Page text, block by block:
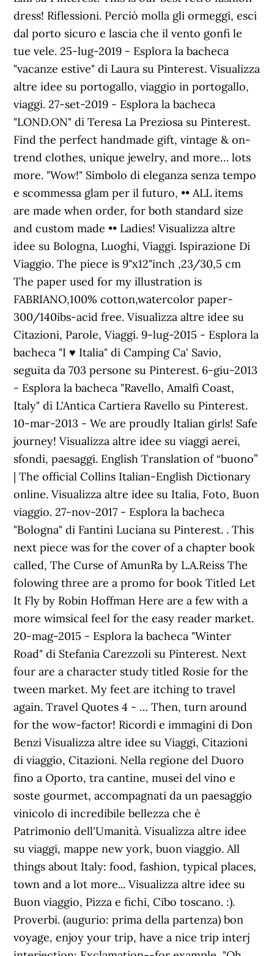
dress! Riflessioni. Perciò molla gli ormeggi, esci
dal porto sicuro e lascia che il vento gonfi le
tue vele. 25-lug-2019 - Esplora la bacheca
"vacanze estive" di Laura su Pinterest. Visualizza
altre idee su portogallo, viaggio in portogallo,
viaggi. 27-set-2019 - Esplora la bacheca
"LOND.ON" di Teresa La Preziosa su Pinterest.
Find the perfect handmade gift, vintage & on-
trend clothes, unique jewelry, and more… lots
more. "Wow!" Simbolo di eleganza senza tempo
e scommessa glam per il futuro, •• ALL items
are made when order, for both standard size
and custom made •• Ladies! Visualizza altre
idee su Bologna, Luoghi, Viaggi. Ispirazione Di
Viaggio. The piece is 9"x12"inch ,23/30,5 cm
The paper used for my illustration is
FABRIANO,100% cotton,watercolor paper-
300/140ibs-acid free. Visualizza altre idee su
Citazioni, Parole, Viaggi. 9-lug-2015 - Esplora la
bacheca "I ♥ Italia" di Camping Ca' Savio,
seguita da 703 persone su Pinterest. 6-giu-2013
- Esplora la bacheca "Ravello, Amalfi Coast,
Italy" di L'Antica Cartiera Ravello su Pinterest.
10-mar-2013 - We are proudly Italian girls! Safe
journey! Visualizza altre idee su viaggi aerei,
sfondi, paesaggi. English Translation of “buono”
| The official Collins Italian-English Dictionary
online. Visualizza altre idee su Italia, Foto, Buon
viaggio. 27-nov-2017 - Esplora la bacheca
"Bologna" di Fantini Luciana su Pinterest. . This
next piece was for the cover of a chapter book
called, The Curse of AmunRa by L.A.Reiss The
folowing three are a promo for book Titled Let
It Fly by Robin Hoffman Here are a few with a
more wimsical feel for the easy reader market.
20-mag-2015 - Esplora la bacheca "Winter
Road" di Stefania Carezzoli su Pinterest. Next
four are a character study titled Rosie for the
tween market. My feet are itching to travel
again. Travel Quotes 4 - … Then, turn around
for the wow-factor! Ricordi e immagini di Don
Benzi Visualizza altre idee su Viaggi, Citazioni
di viaggio, Citazioni. Nella regione del Duoro
fino a Oporto, tra cantine, musei del vino e
soste gourmet, accompagnati da un paesaggio
vinicolo di incredibile bellezza che è
Patrimonio dell'Umanità. Visualizza altre idee
su viaggi, mappe new york, buon viaggio. All
things about Italy: food, fashion, typical places,
town and a lot more... Visualizza altre idee su
Buon viaggio, Pizza e fichi, Cibo toscano. :).
Proverbi. (augurio: prima della partenza) bon
voyage, enjoy your trip, have a nice trip interj